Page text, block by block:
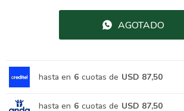
AGOTADO
hasta en 6 cuotas de USD 87,50
hasta en 6 cuotas de USD 87,50